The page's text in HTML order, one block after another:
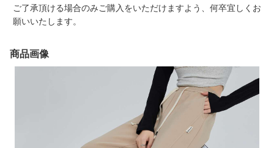
ご了承頂ける場合のみご購入をいただけますよう、何卒宜しくお
願いいたします。
商品画像